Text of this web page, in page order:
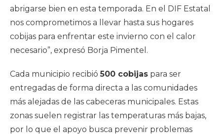
abrigarse bien en esta temporada. En el DIF Estatal
nos comprometimos a llevar hasta sus hogares
cobijas para enfrentar este invierno con el calor
necesario”, expresó Borja Pimentel.
Cada municipio recibió500 cobijas para ser
entregadas de forma directa a las comunidades
más alejadas de las cabeceras municipales. Estas
zonas suelen registrar las temperaturas más bajas,
por lo que el apoyo busca prevenir problemas